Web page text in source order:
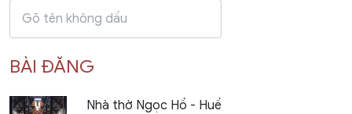
BÀI ĐĂNG
Nhà thờ Ngọc Hồ - Huế